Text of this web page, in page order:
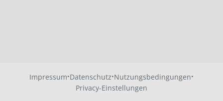
Impressum·Datenschutz·Nutzungsbedingungen·
Privacy-Einstellungen